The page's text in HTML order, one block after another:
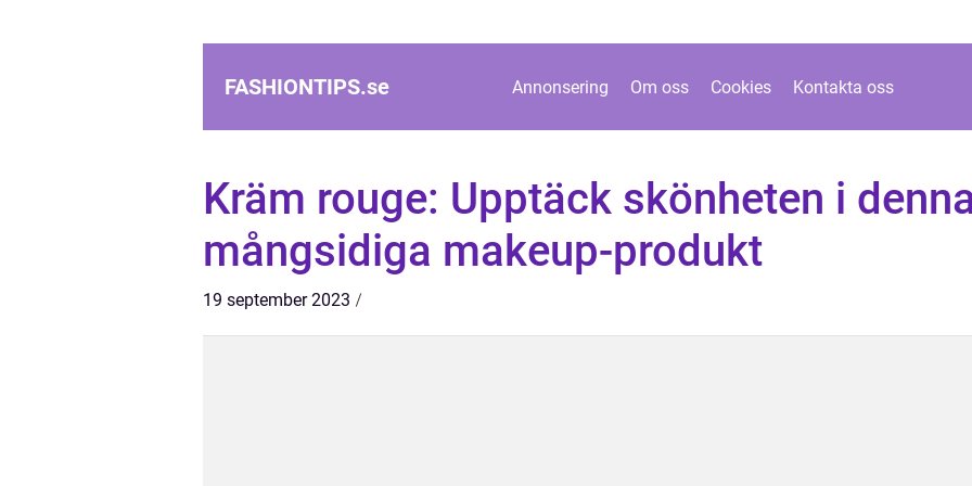
FASHIONTIPS.se Annonsering Om oss Cookies Kontakta oss
Kräm rouge: Upptäck skönheten i
mångsidiga makeup-produkt
19 september 2023